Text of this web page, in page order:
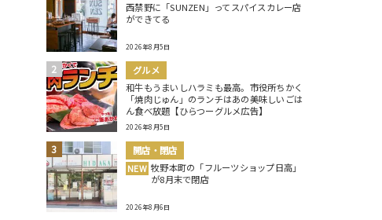
西禁野に「SUNZEN」ってスパイスカレー店
ができてる
2026年8月5日
グルメ
和牛もうまいしハラミも最高。市役所ちかく
「焼肉じゅん」のランチはあの美味しいごは
ん食べ放題【ひらつーグルメ広告】
2026年8月5日
開店・閉店
NEW 牧野本町の「フルーツショップ日高」
が8月末で閉店
2026年8月6日